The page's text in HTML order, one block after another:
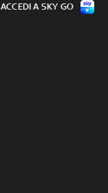
ACCEDI A SKY GO